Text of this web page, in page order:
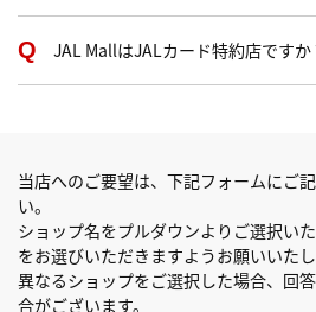
JAL MallはJALカード特約店ですか
当店へのご要望は、下記フォームにご
い。
ショップ名をプルダウンよりご選択い
をお選びいただきますようお願いいたし
異なるショップをご選択した場合、回
合がございます。